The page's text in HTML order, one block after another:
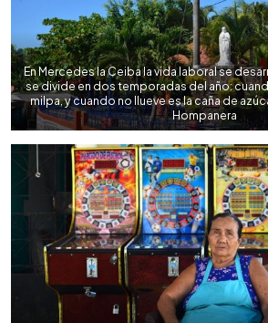
En Mercedes la Ceiba la vida laboral se
se divide en dos temporadas del año:
milpa, y cuando no llueve es la caña de
Hompanera